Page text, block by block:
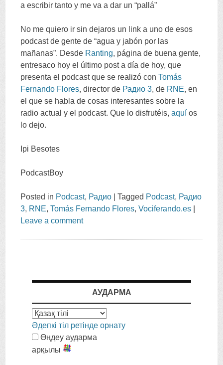
a escribir tanto y me va a dar un “pallá”
No me quiero ir sin dejaros un link a uno de esos
podcast de gente de “agua y jabón por las
mañanas”. Desde Ranting, página de buena gente,
entresaco hoy el último post a día de hoy,que
presenta el podcast que se realizó con Tomás
Fernando Flores,director de Радио 3,de RNE,en
el que se habla de cosas interesantes sobre la
radio actual y el podcast.Que lo disfrutéis,aquí os
lo dejo.
Ірі Besotes
PodcastBoy
Posted in Podcast, Радио |Tagged Podcast, Радио
3, RNE,Tomás Fernando Flores,Vociferando.es
Leave a comment
АУДАРМА
Әдепкі тіл ретінде орнату
Өңдеу аударма
арқылы